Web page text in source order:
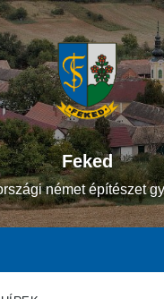
Feked
német építészet